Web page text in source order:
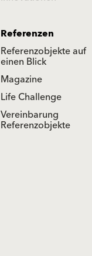
Referenzen
Referenzobjekte auf
einen Blick
Magazine
Life Challenge
Vereinbarung
Referenzobjekte